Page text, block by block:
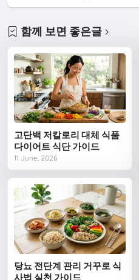
함께 보면 좋은글
고단백 저칼로리 대체 식품
다이어트 식단 가이드
11 June, 2026
당뇨 전단계 관리 거꾸로 식
사법 실천 가이드